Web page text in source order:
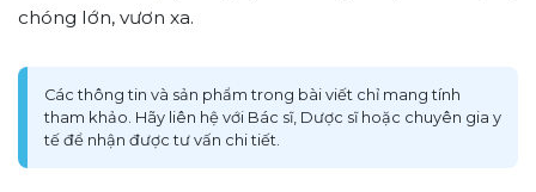
chóng lớn, vươn xa.
Các thông tin và sản phẩm trong bài viết chỉ mang tính
tham khảo. Hãy liên hệ với Bác sĩ, Dược sĩ hoặc chuyên gia y
tế để nhận được tư vấn chi tiết.